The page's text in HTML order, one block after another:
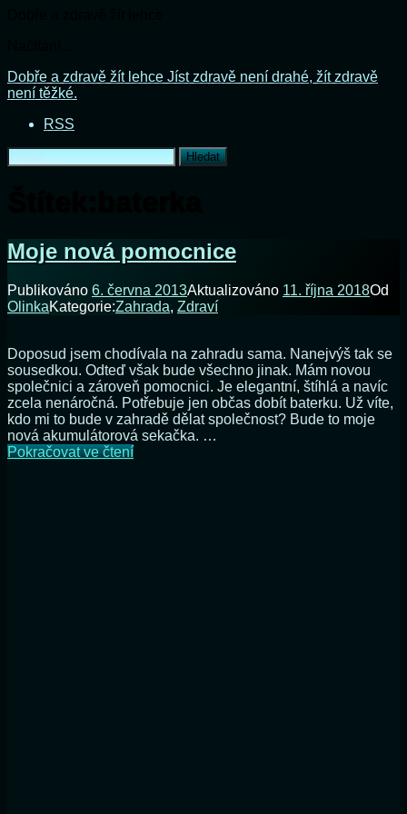
Přejít
k
webu
Dobře a zdravě žít lehce Jíst zdravě není drahé, žít zdravě
není těžké.
RSS
Vyhledávání
Moje nová pomocnice
Publikováno 6. června 2013Aktualizováno 11. října 2018Od
OlinkaKategorie:Zahrada, Zdraví
Doposud jsem chodívala na zahradu sama. Nanejvýš tak se
sousedkou. Odteď však bude všechno jinak. Mám novou
společnici a zároveň pomocnici. Je elegantní, štíhlá a navíc
zcela nenáročná. Potřebuje jen občas dobít baterku. Už víte,
kdo mi to bude v zahradě dělat společnost? Bude to moje
nová akumulátorová sekačka. …
Pokračovat ve čteníMoje